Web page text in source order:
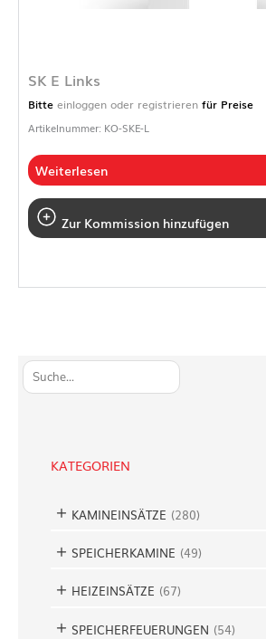
S
u
KATEGORIEN
KAMINEINSÄTZE (280)
SPEICHERKAMINE (49)
HEIZEINSÄTZE (67)
SPEICHERFEUERUNGEN (54)
SK E Links
Bitte einloggen oder registrieren für Preise
Artikelnummer: KO-SKE-L
Weiterlesen
Zur Kommission hinzufügen